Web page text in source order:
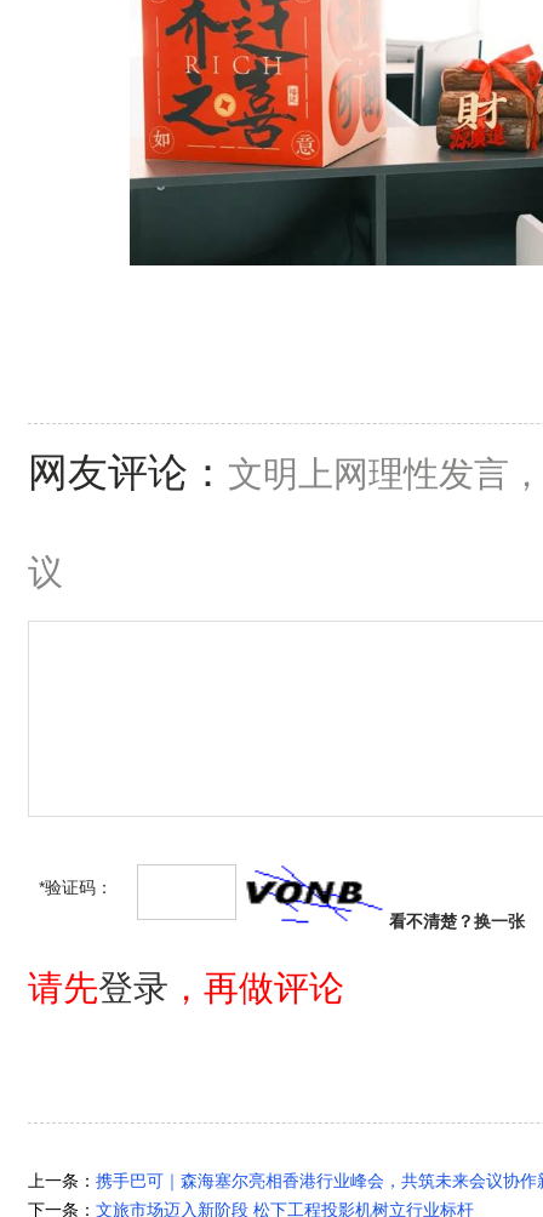
网友评论： 文明上网理性发言
议
*验证码：
看不清楚？换一张
请先登录 ，再做评论
上一条： 携手巴可｜森海塞尔亮相香港行业峰会，共筑未来会议协作
下一条： 文旅市场迈入新阶段 松下工程投影机树立行业标杆